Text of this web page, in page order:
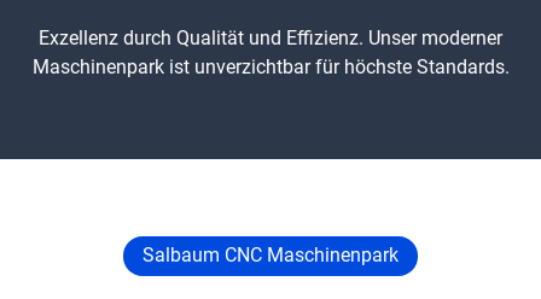
Exzellenz durch Qualität und Effizienz. Unser moderner
Maschinenpark ist unverzichtbar für höchste Standards.
Salbaum CNC Maschinenpark